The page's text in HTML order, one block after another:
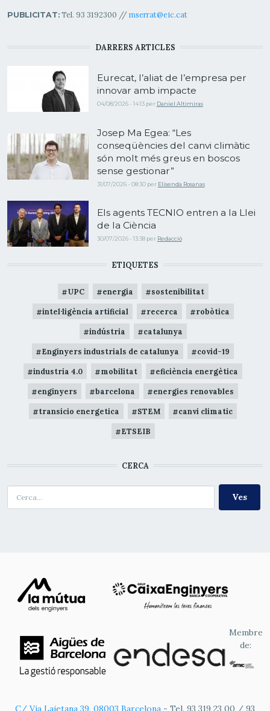
PUBLICITAT:Tel. 93 3192300 // mserrat@eic.cat
DARRERS ARTICLES
Eurecat, l’aliat de l’empresa per
innovar amb impacte
04/08/2026 - 14:13 per Daniel Altimiras
Josep Ma Egea: “Les
conseqüències del canvi climàtic
són molt més greus en boscos
sense gestionar”
31/07/2026 - 08:30 per Elisenda Rosanas
Els agents TECNIO entren a la Llei
de la Ciència
30/07/2026 - 13:38 per Redacció
ETIQUETES
UPC energia sostenibilitat
intel·ligència artificial recerca robòtica
indústria catalunya
Enginyers industrials de catalunya covid-19
industria 4.0 mobilitat eficiència energètica
enginyers barcelona energies renovables
transicio energetica STEM canvi climatic
ETSEIB
CERCA
Membre
de: